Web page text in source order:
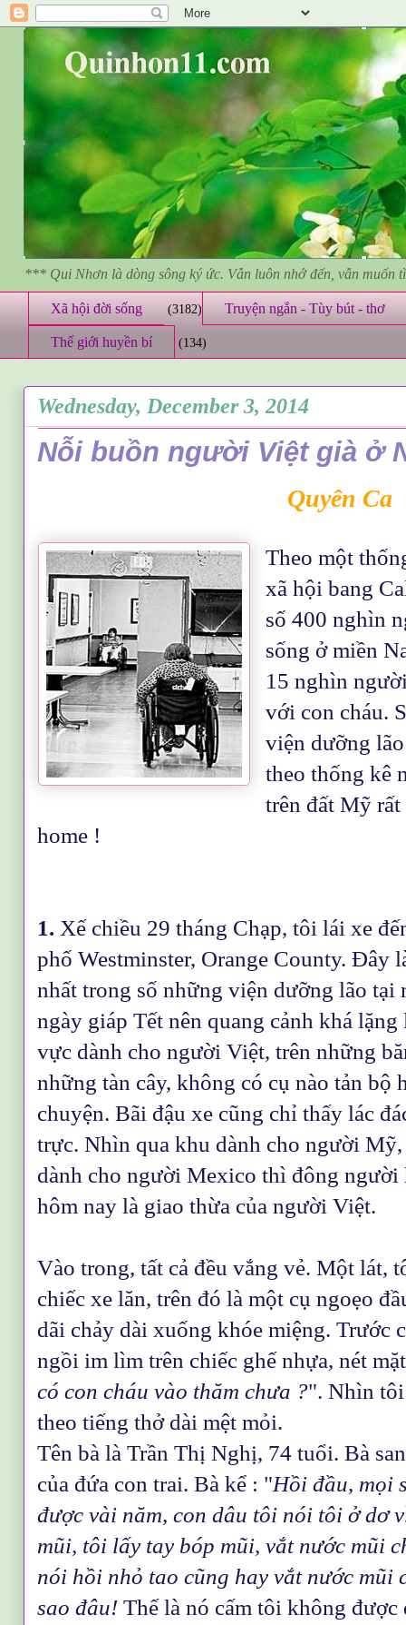
*** Qui Nhơn là dòng sông ký ức. Vẫn luôn nhớ đến, vẫn muốn
Xã hội đời sống (3182) Truyện ngắn - Tùy bút - thơ
Thế giới huyền bí (134)
Wednesday, December 3, 2014
Nỗi buồn người Việt già ở
Quyên Ca
Theo một
xã hội bang
số 400 nghìn
sống ở miền
15 nghìn
với con cháu.
viện dưỡng
theo thống kê
trên đất Mỹ
home !
1. Xế chiều 29 tháng Chạp, tôi lái xe
phố Westminster, Orange County. Đây
nhất trong số những viện dưỡng lão tại
ngày giáp Tết nên quang cảnh khá
vực dành cho người Việt, trên những
những tàn cây, không có cụ nào tản bộ
chuyện. Bãi đậu xe cũng chỉ thấy lác
trực. Nhìn qua khu dành cho người
dành cho người Mexico thì đông
hôm nay là giao thừa của người Việt.
Vào trong, tất cả đều vắng vẻ. Một lát,
chiếc xe lăn, trên đó là một cụ ngoẹo
dãi chảy dài xuống khóe miệng. Trước
ngồi im lìm trên chiếc ghế nhựa, nét
có con cháu vào thăm chưa ?". Nhìn tôi
theo tiếng thở dài mệt mỏi.
Tên bà là Trần Thị Nghị, 74 tuổi. Bà
của đứa con trai. Bà kể : "Hồi đầu, mọi
được vài năm, con dâu tôi nói tôi ở dơ
mũi, tôi lấy tay bóp mũi, vắt nước mũi
nói hồi nhỏ tao cũng hay vắt nước mũi
sao đâu!Thế là nó cấm tôi không